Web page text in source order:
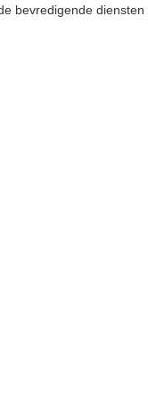
bevredigende diensten